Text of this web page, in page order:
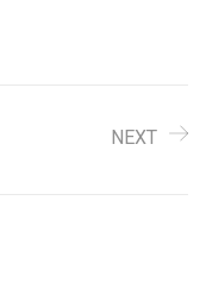
NEXT